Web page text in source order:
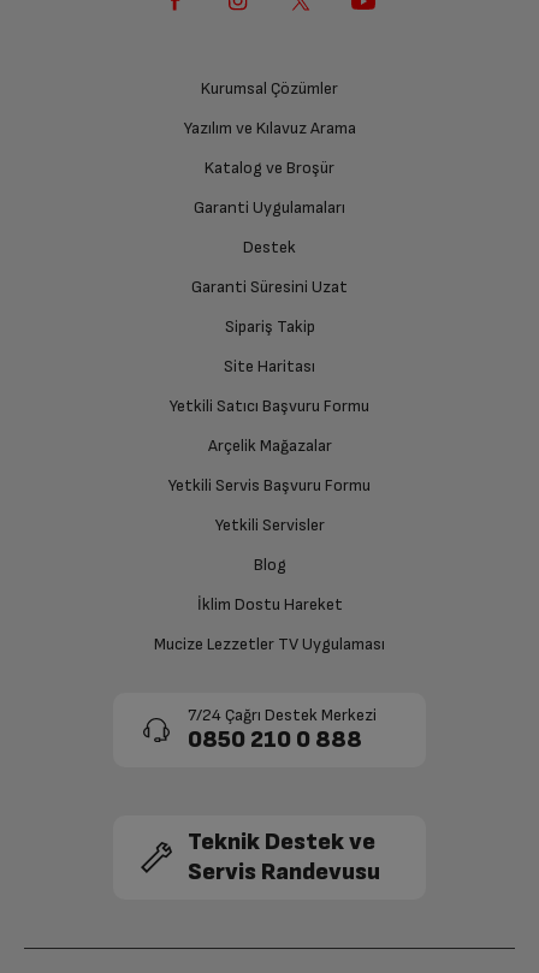
Kurumsal Çözümler
Yazılım ve Kılavuz Arama
Katalog ve Broşür
Garanti Uygulamaları
Destek
Garanti Süresini Uzat
Sipariş Takip
Site Haritası
Yetkili Satıcı Başvuru Formu
Arçelik Mağazalar
Yetkili Servis Başvuru Formu
Yetkili Servisler
Blog
İklim Dostu Hareket
Mucize Lezzetler TV Uygulaması
7/24 Çağrı Destek Merkezi
0850 210 0 888
Teknik Destek ve
Servis Randevusu